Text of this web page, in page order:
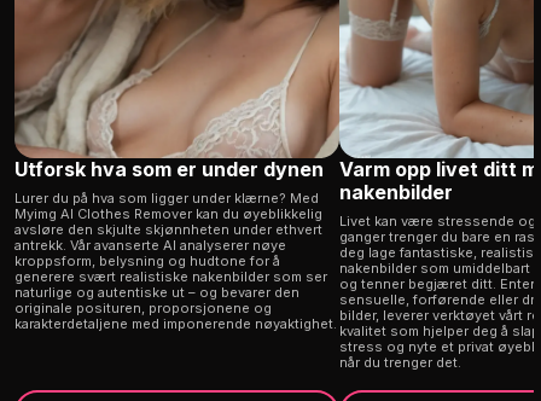
Utforsk hva som er under dynen
Lurer du på hva som ligger under klærne? Med
Myimg AI Clothes Remover kan du øyeblikkelig
avsløre den skjulte skjønnheten under ethvert
antrekk. Vår avanserte AI analyserer nøye
kroppsform, belysning og hudtone for å
generere svært realistiske nakenbilder som ser
naturlige og autentiske ut – og bevarer den
originale posituren, proporsjonene og
karakterdetaljene med imponerende nøyaktighet.
Varm opp livet ditt
nakenbilder
Livet kan være stressende og
ganger trenger du bare en
deg lage fantastiske,
nakenbilder som umiddelbart
og tenner begjæret ditt. Enten
sensuelle, forførende eller
bilder, leverer verktøyet vårt
kvalitet som hjelper deg å
stress og nyte et privat
når du trenger det.